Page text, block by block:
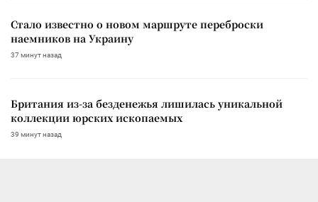
Стало известно о новом маршруте переброски
наемников на Украину
37 минут назад
Британия из-за безденежья лишилась уникальной
коллекции юрских ископаемых
39 минут назад